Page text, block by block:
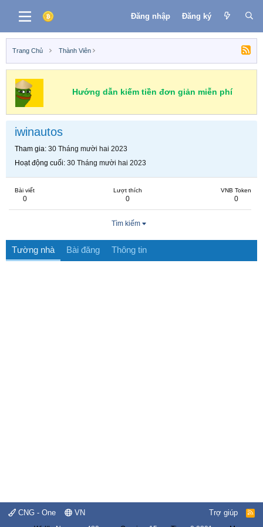
Đăng nhập Đăng ký
Trang Chủ Thành Viên
Hướng dẫn kiếm tiền đơn giản miễn phí
iwinautos
Tham gia 30 Tháng mười hai 2023
Hoạt động cuối 30 Tháng mười hai 2023
Bài viết
0
Lượt thích
0
VNB Token
0
Tìm kiếm
Tường nhà Bài đăng Thông tin
CNG - One VN Trợ giúp
R